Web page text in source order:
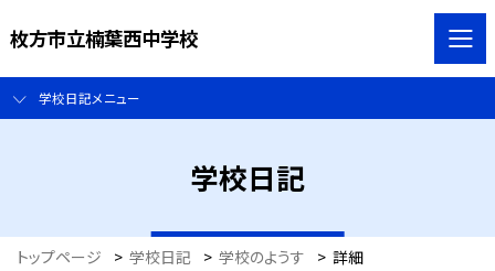
枚方市立楠葉西中学校
学校日記メニュー
学校日記
トップページ > 学校日記 > 学校のようす > 詳細